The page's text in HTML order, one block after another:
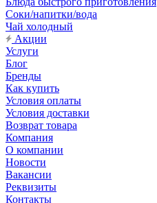
Соки/напитки/вода
Чай холодный
Акции
Услуги
Блог
Бренды
Как купить
Условия оплаты
Условия доставки
Возврат товара
Компания
О компании
Новости
Вакансии
Реквизиты
Контакты